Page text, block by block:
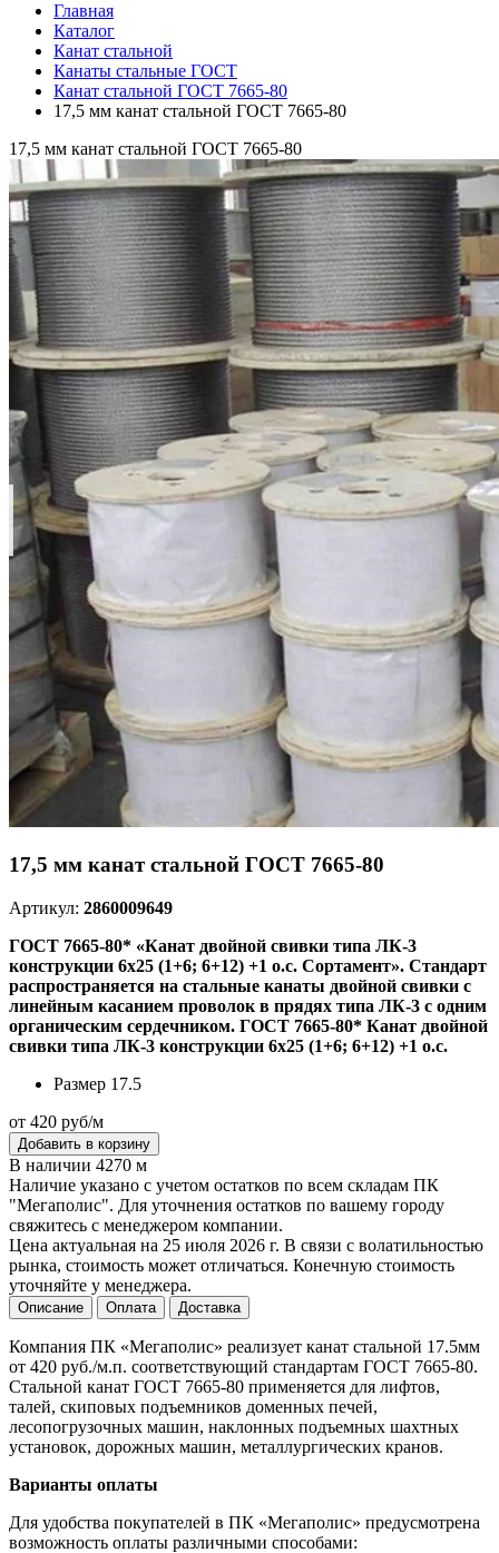
Главная
Каталог
Канат стальной
Канаты стальные ГОСТ
Канат стальной ГОСТ 7665-80
17,5 мм канат стальной ГОСТ 7665-80
17,5 мм канат стальной ГОСТ 7665-80
17,5 мм канат стальной ГОСТ 7665-80
Артикул: 2860009649
ГОСТ 7665-80* «Канат двойной свивки типа ЛК-3
конструкции 6х25 (1+6; 6+12) +1 о.с. Сортамент». Стандарт
распространяется на стальные канаты двойной свивки с
линейным касанием проволок в прядях типа ЛК-3 с одним
органическим сердечником. ГОСТ 7665-80* Канат двойной
свивки типа ЛК-3 конструкции 6х25 (1+6; 6+12) +1 о.с.
Размер 17.5
от 420 руб/м
Добавить в корзину
В наличии 4270 м
Наличие указано с учетом остатков по всем складам ПК
"Мегаполис". Для уточнения остатков по вашему городу
свяжитесь с менеджером компании.
Цена актуальная на 25 июля 2026 г. В связи с волатильностью
рынка, стоимость может отличаться. Конечную стоимость
уточняйте у менеджера.
Описание Оплата Доставка
Компания ПК «Мегаполис» реализует канат стальной 17.5мм
от 420 руб./м.п. соответствующий стандартам ГОСТ 7665-80.
Стальной канат ГОСТ 7665-80 применяется для лифтов,
талей, скиповых подъемников доменных печей,
лесопогрузочных машин, наклонных подъемных шахтных
установок, дорожных машин, металлургических кранов.
Варианты оплаты
Для удобства покупателей в ПК «Мегаполис» предусмотрена
возможность оплаты различными способами: